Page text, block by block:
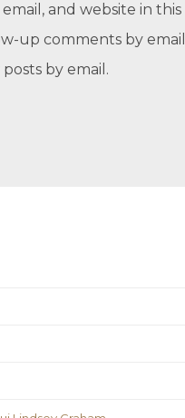
email, and website in
up comments by
by email.